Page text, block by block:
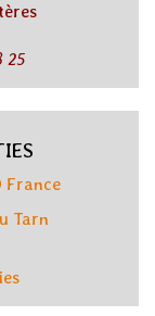
25
France
Tarn